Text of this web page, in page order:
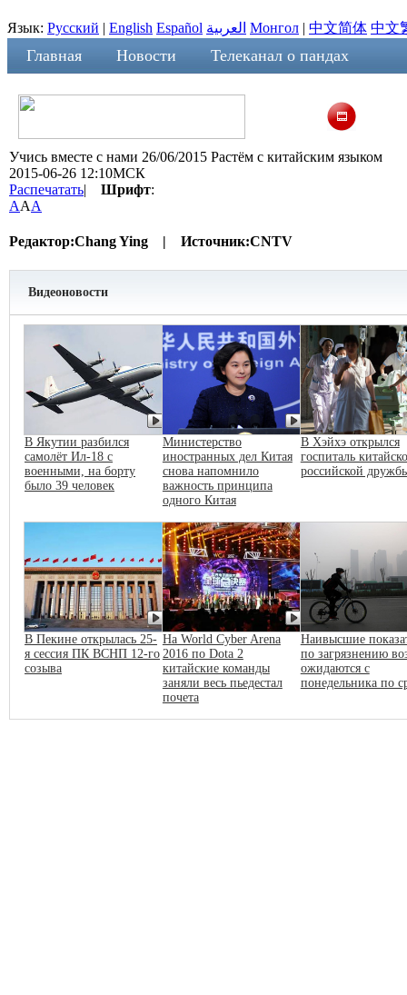
Язык: Русский | English Español العربية Монгол | 中文简体 中文
Главная Новости Телеканал о пандах
Учись вместе с нами 26/06/2015 Растём с китайским языком
2015-06-26 12:10МСК
Распечатать| Шрифт:
AAA
Редактор:Chang Ying | Источник:CNTV
Видеоновости
В Якутии разбился
самолёт Ил-18 с
военными, на борту
было 39 человек
Министерство
иностранных дел Китая
снова напомнило
важность принципа
одного Китая
В Хэйхэ открылся
госпиталь
российской
В Пекине открылась 25-
я сессия ПК ВСНП 12-го
созыва
На World Cyber Arena
2016 по Dota 2
китайские команды
заняли весь пьедестал
почета
Наивысшие
по загрязнению
ожидаются с
понедельника по